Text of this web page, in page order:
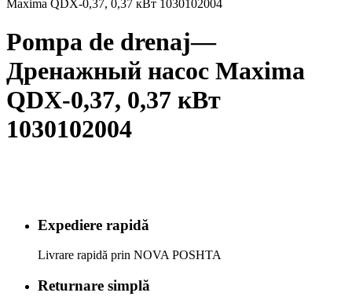
Maxima QDX-0,37, 0,37 кВт 1030102004
Pompa de drenaj—
Дренажный насос Maxima
QDX-0,37, 0,37 кВт
1030102004
Expediere rapidă
Livrare rapidă prin NOVA POSHTA
Returnare simplă